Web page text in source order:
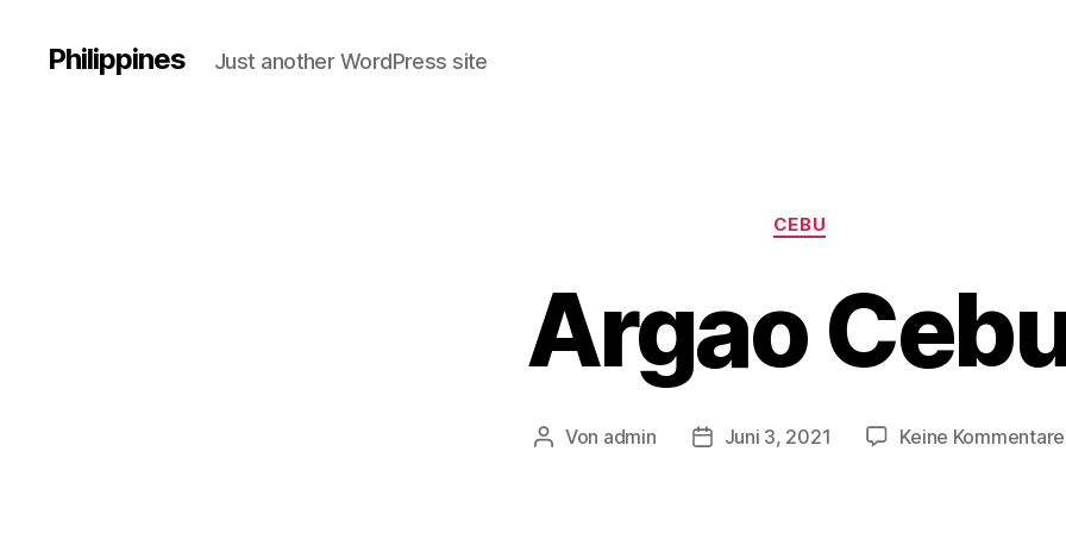
Philippines Just another WordPress site
Kategorien
CEBU
Argao
Beitragsautor
Von admin Veröffentlichungsdatum
Juni 3, 2021 Keine Kommentare